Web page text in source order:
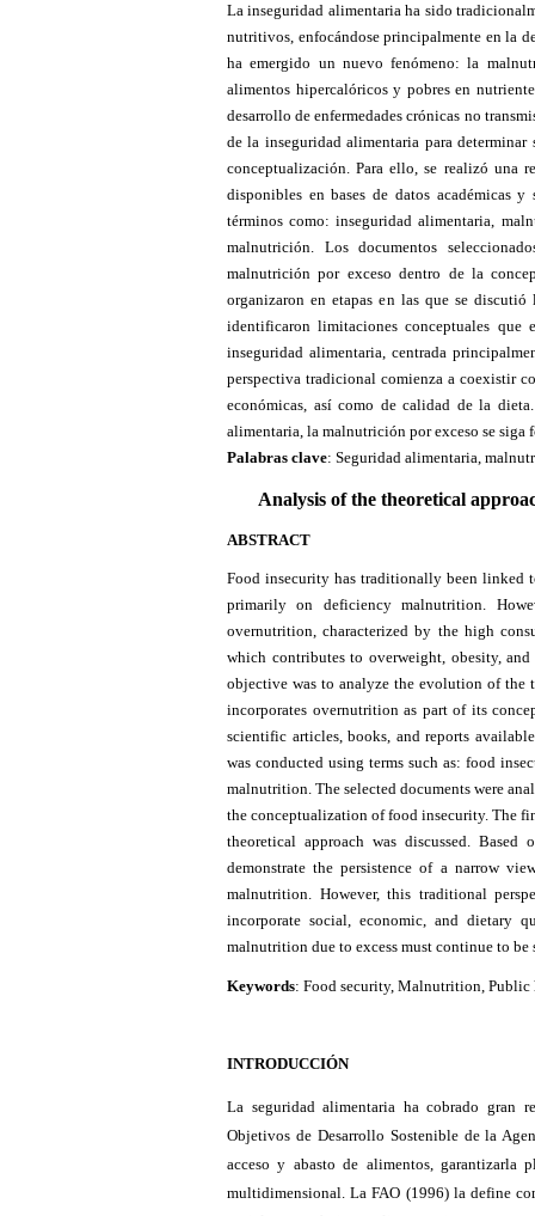
La inseguridad alimentaria ha sido
nutritivos, enfocándose principalmente en la
ha emergido un nuevo fenómeno: la
alimentos hipercalóricos y pobres en
desarrollo de enfermedades crónicas no
de la inseguridad alimentaria para
conceptualización. Para ello, se realizó una
disponibles en bases de datos académicas
términos como: inseguridad alimentaria,
malnutrición. Los documentos
malnutrición por exceso dentro de la
organizaron en etapas en las que se
identificaron limitaciones conceptuales que
inseguridad alimentaria, centrada
perspectiva tradicional comienza a coexistir
económicas, así como de calidad de la
alimentaria, la malnutrición por exceso se siga
Palabras clave: Seguridad alimentaria,
Analysis of the theoretical
ABSTRACT
Food insecurity has traditionally been linked
primarily on deficiency malnutrition.
overnutrition, characterized by the high
which contributes to overweight, obesity,
objective was to analyze the evolution of the
incorporates overnutrition as part of its
scientific articles, books, and reports
was conducted using terms such as: food
malnutrition. The selected documents were
the conceptualization of food insecurity. The
theoretical approach was discussed.
demonstrate the persistence of a narrow
malnutrition. However, this traditional
incorporate social, economic, and dietary
malnutrition due to excess must continue to be
Keywords: Food security, Malnutrition, Public
INTRODUCCIÓN
La seguridad alimentaria ha cobrado gran
Objetivos de Desarrollo Sostenible de la
acceso y abasto de alimentos, garantizarla
multidimensional. La FAO (1996) la define